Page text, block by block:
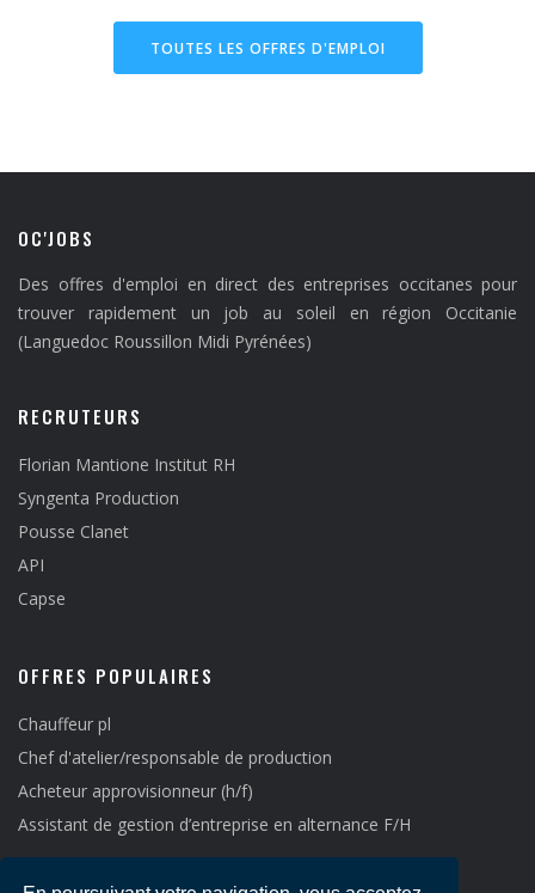
TOUTES LES OFFRES D'EMPLOI
OC'JOBS
Des offres d'emploi en direct des entreprises occitanes pour
trouver rapidement un job au soleil en région Occitanie
(Languedoc Roussillon Midi Pyrénées)
RECRUTEURS
Florian Mantione Institut RH
Syngenta Production
Pousse Clanet
API
Capse
OFFRES POPULAIRES
Chauffeur pl
Chef d'atelier/responsable de production
Acheteur approvisionneur (h/f)
Assistant de gestion d’entreprise en alternance F/H